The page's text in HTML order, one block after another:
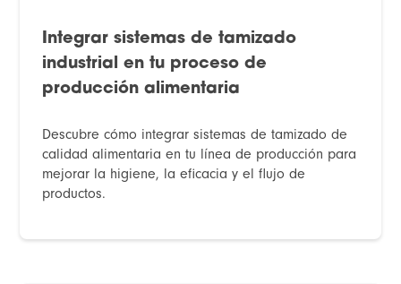
Integrar sistemas de tamizado
industrial en tu proceso de
producción alimentaria
Descubre cómo integrar sistemas de tamizado de
calidad alimentaria en tu línea de producción para
mejorar la higiene, la eficacia y el flujo de
productos.